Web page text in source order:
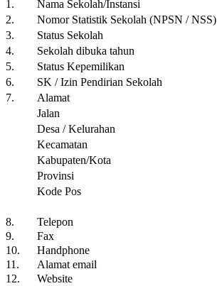
1. Nama Sekolah/Instansi
2.
Nomor Statistik Sekolah (NPSN / NSS)
3.
Status Sekolah
4.
Sekolah dibuka tahun
5.
Status Kepemilikan
6.
SK / Izin Pendirian Sekolah
7.
Alamat
Jalan
Desa / Kelurahan
Kecamatan
Kabupaten/Kota
Provinsi
Kode Pos
8. Telepon
9.
Fax
10.
Handphone
11.
Alamat email
12.
Website